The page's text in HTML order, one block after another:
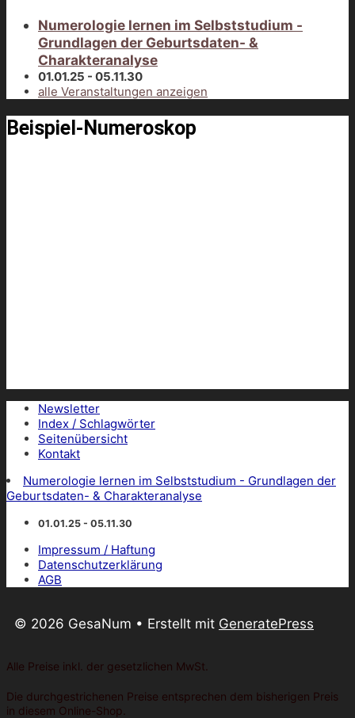
Numerologie lernen im Selbststudium -
Grundlagen der Geburtsdaten- &
Charakteranalyse
01.01.25 - 05.11.30
alle Veranstaltungen anzeigen
Beispiel-Numeroskop
Newsletter
Index / Schlagwörter
Seitenübersicht
Kontakt
Numerologie lernen im Selbststudium - Grundlagen der
Geburtsdaten- & Charakteranalyse
01.01.25 - 05.11.30
Impressum / Haftung
Datenschutzerklärung
AGB
© 2026 GesaNum • Erstellt mit GeneratePress
Alle Preise inkl. der gesetzlichen MwSt.
Die durchgestrichenen Preise entsprechen dem bisherigen Preis
in diesem Online-Shop.